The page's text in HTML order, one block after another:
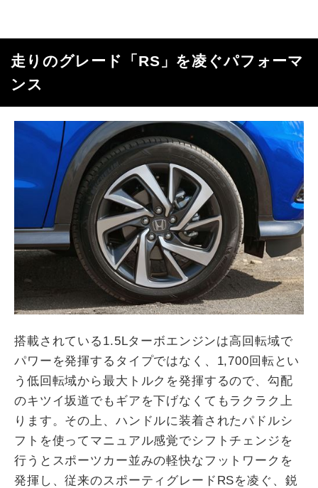
走りのグレード「RS」を凌ぐパフォーマ
ンス
搭載されている1.5Lターボエンジンは高回転域で
パワーを発揮するタイプではなく、1,700回転とい
う低回転域から最大トルクを発揮するので、勾配
のキツイ坂道でもギアを下げなくてもラクラク上
ります。その上、ハンドルに装着されたパドルシ
フトを使ってマニュアル感覚でシフトチェンジを
行うとスポーツカー並みの軽快なフットワークを
発揮し、従来のスポーティグレードRSを凌ぐ、鋭